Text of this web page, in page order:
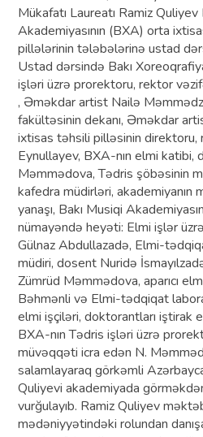
Mükafatı Laureatı Ramiz
Akademiyasının (BXA) orta
pillələrinin tələbələrinə ustad
Ustad dərsində Bakı
işləri üzrə prorektoru, rektor
, Əməkdar artist Nailə
fakültəsinin dekanı, Əməkdar
ixtisas təhsili pilləsinin
Eynullayev, BXA-nın elmi katibi,
Məmmədova, Tədris şöbəsinin
kafedra müdirləri,
yanaşı, Bakı Musiqi
nümayəndə heyəti: Elmi işlər
Gülnaz Abdullazadə, Elmi-
müdiri, dosent Nuridə
Zümrüd Məmmədova, aparıcı
Bəhmənli və Elmi-tədqiqat
elmi işçiləri, doktorantları iştirak
BXA-nın Tədris işləri üzrə
müvəqqəti icra edən N.
salamlayaraq görkəmli
Quliyevi akademiyada
vurğulayıb. Ramiz Quliyev
mədəniyyətindəki rolundan